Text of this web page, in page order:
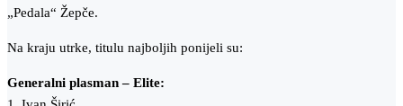
„Pedala“ Žepče.
Na kraju utrke, titulu najboljih ponijeli su:
Generalni plasman – Elite: